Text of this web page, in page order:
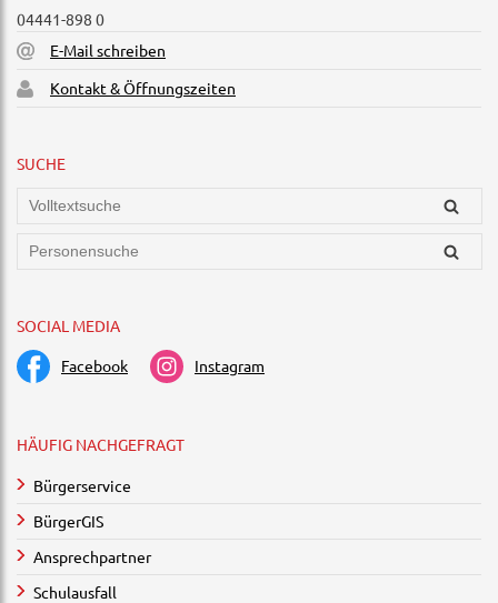
04441-898 0
E-Mail schreiben
Kontakt & Öffnungszeiten
SUCHE
SOCIAL MEDIA
Facebook Instagram
HÄUFIG NACHGEFRAGT
Bürgerservice
BürgerGIS
Ansprechpartner
Schulausfall